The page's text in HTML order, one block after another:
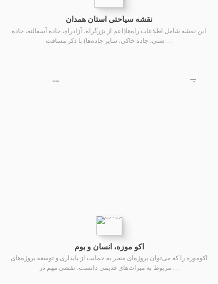
نقشه سیاحتی استان همدان
این نقشه شامل اطلاعات راه‌ها(اعم از بزرگراه، آزادراه، جاده آسفالته، جاده
250,000
مشاهده
کتاب
اکو موزه، انسان و بوم
اکوموزه را که می‌توان پروژه‌ای منجر به حمایت از پایداری و توسعه پروژه‌های
مربوط به میراث‌های قدیمی دانست، نقشی مهم در …